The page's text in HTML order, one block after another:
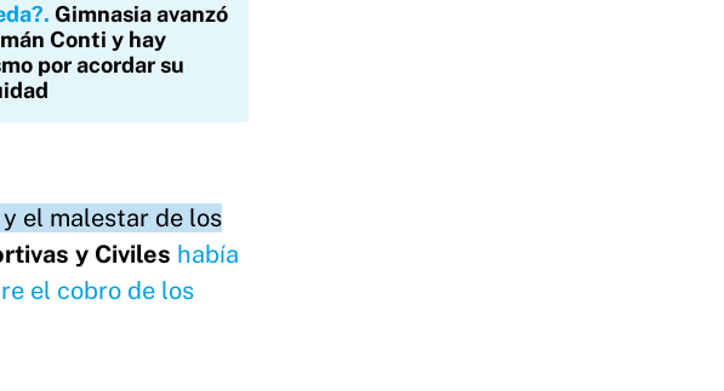
Gimnasia avanzó
Conti y hay
por acordar su
el malestar de los
y Civiles había
el cobro de los